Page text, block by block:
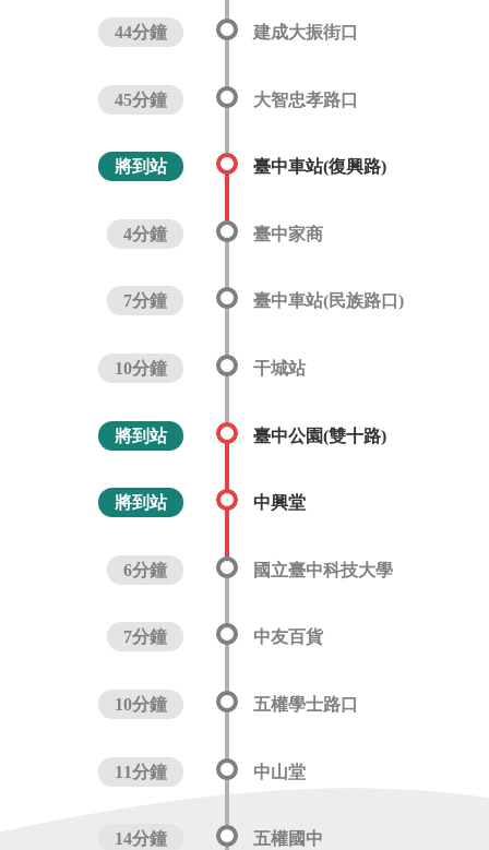
44分鐘 建成大振街口
45分鐘 大智忠孝路口
將到站 臺中車站(復興路)
4分鐘 臺中家商
7分鐘 臺中車站(民族路口)
10分鐘 干城站
將到站 臺中公園(雙十路)
將到站 中興堂
6分鐘 國立臺中科技大學
7分鐘 中友百貨
10分鐘 五權學士路口
11分鐘 中山堂
14分鐘 五權國中